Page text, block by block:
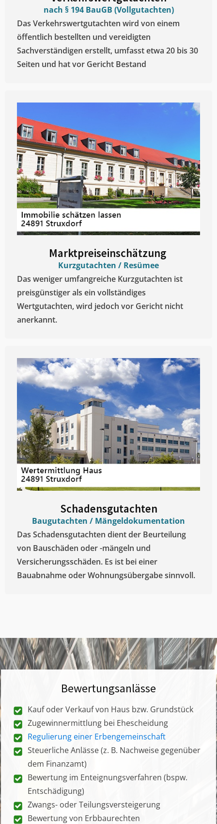
nach § 194 BauGB (Vollgutachten)
Das Verkehrswertgutachten wird von einem
öffentlich bestellten und vereidigten
Sachverständigen erstellt, umfasst etwa 20 bis 30
Seiten und hat vor Gericht Bestand
Marktpreiseinschätzung ​
Kurzgutachten / Resümee
Das weniger umfangreiche Kurzgutachten ist
preisgünstiger als ein vollständiges
Wertgutachten, wird jedoch vor Gericht nicht
anerkannt.
Schadensgutachten
Baugutachten / Mängeldokumentation
Das Schadensgutachten dient der Beurteilung
von Bauschäden oder -mängeln und
Versicherungsschäden. Es ist bei einer
Bauabnahme oder Wohnungsübergabe sinnvoll.
Bewertungsanlässe
Kauf oder Verkauf von Haus bzw. Grundstück
Zugewinnermittlung bei Ehescheidung
Regulierung einer Erbengemeinschaft
Steuerliche Anlässe (z. B. Nachweise gegenüber
dem Finanzamt)
Bewertung im Enteignungsverfahren (bspw.
Entschädigung)
Zwangs- oder Teilungsversteigerung
Bewertung von Erbbaurechten